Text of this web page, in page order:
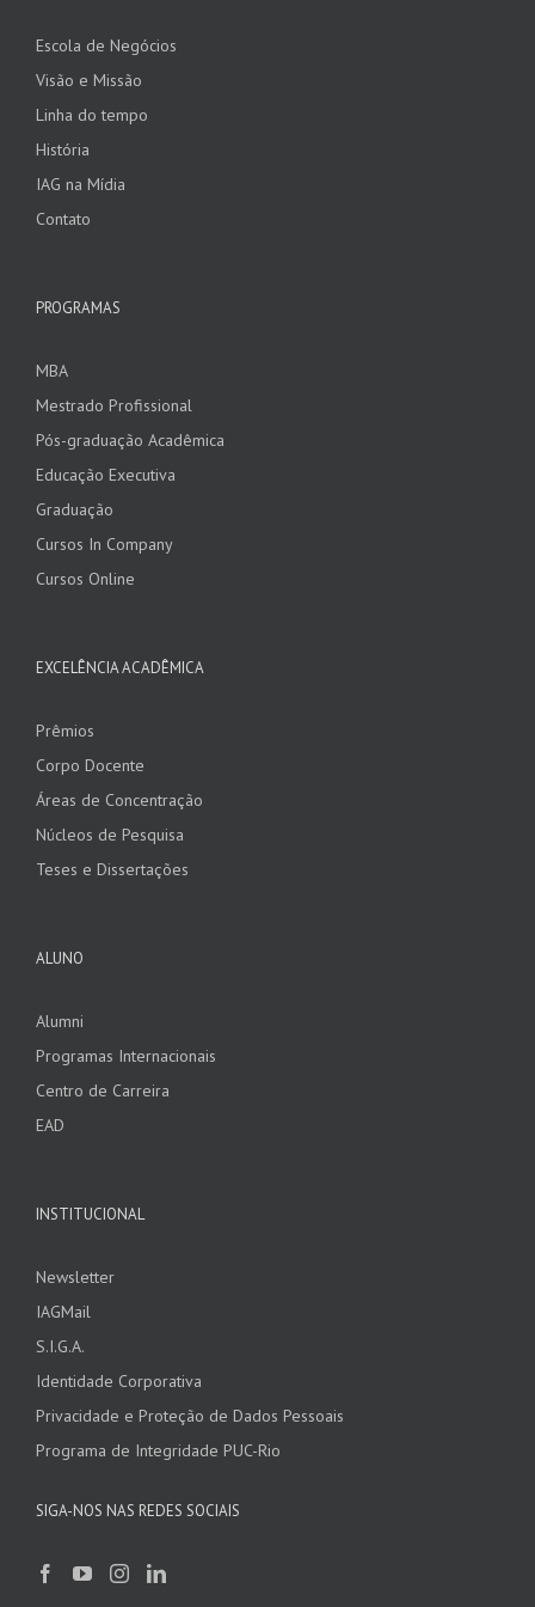
Escola de Negócios
Visão e Missão
Linha do tempo
História
IAG na Mídia
Contato
PROGRAMAS
MBA
Mestrado Profissional
Pós-graduação Acadêmica
Educação Executiva
Graduação
Cursos In Company
Cursos Online
EXCELÊNCIA ACADÊMICA
Prêmios
Corpo Docente
Áreas de Concentração
Núcleos de Pesquisa
Teses e Dissertações
ALUNO
Alumni
Programas Internacionais
Centro de Carreira
EAD
INSTITUCIONAL
Newsletter
IAGMail
S.I.G.A.
Identidade Corporativa
Privacidade e Proteção de Dados Pessoais
Programa de Integridade PUC-Rio
SIGA-NOS NAS REDES SOCIAIS